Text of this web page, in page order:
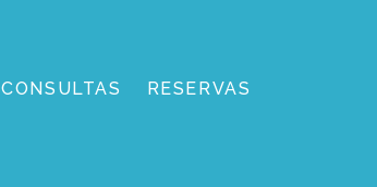
CONSULTAS RESERVAS